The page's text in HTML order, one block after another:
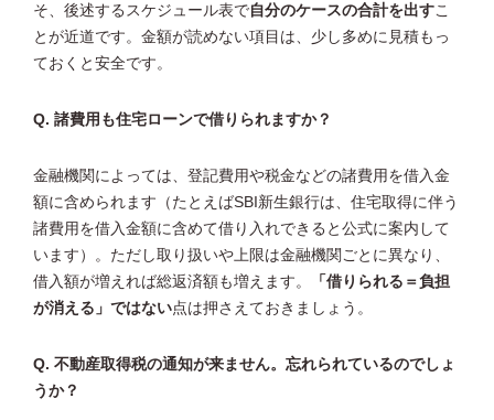
そ、後述するスケジュール表で自分のケースの合計を出すこ
とが近道です。金額が読めない項目は、少し多めに見積もっ
ておくと安全です。
Q. 諸費用も住宅ローンで借りられますか？
金融機関によっては、登記費用や税金などの諸費用を借入金
額に含められます（たとえばSBI新生銀行は、住宅取得に伴う
諸費用を借入金額に含めて借り入れできると公式に案内して
います）。ただし取り扱いや上限は金融機関ごとに異なり、
借入額が増えれば総返済額も増えます。
「借りられる＝負担
が消える」ではない点は押さえておきましょう。
Q. 不動産取得税の通知が来ません。忘れられているのでしょ
うか？